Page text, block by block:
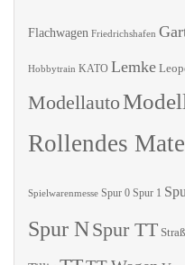
Flachwagen Friedrichshafen
Hobbytrain KATO Lemke
Modellauto
Rollendes
Spielwarenmesse Spur 0 Spur 1
Spur NSpur TT